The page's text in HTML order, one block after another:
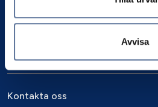
Avvisa
Kontakta oss